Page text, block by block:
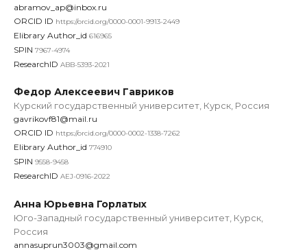
abramov_ap@inbox.ru
ORCID ID https://orcid.org/0000-0001-9913-2449
Elibrary Author_id 616965
SPIN 7967-4974
ResearchID ABB-5393-2021
Федор Алексеевич Гавриков
Курский государственный университет, Курск, Россия
gavrikovf81@mail.ru
ORCID ID https://orcid.org/0000-0002-1338-7262
Elibrary Author_id 774910
SPIN 9558-9458
ResearchID AEJ-0916-2022
Анна Юрьевна Горлатых
Юго-Западный государственный университет, Курск,
Россия
annasuprun3003@gmail.com